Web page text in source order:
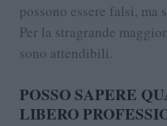
possono essere falsi, ma
Per la stragrande
sono attendibili.
POSSO SAPERE
LIBERO